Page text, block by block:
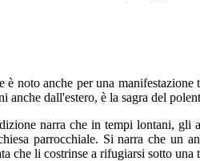
è noto anche per una
anche dall'estero, è la sagra del
narra che in tempi lontani, gli
parrocchiale. Si narra che un
che li costrinse a rifugiarsi sotto